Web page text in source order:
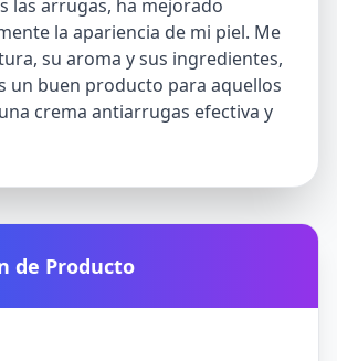
las arrugas, ha mejorado
la apariencia de mi piel. Me
su aroma y sus ingredientes,
un buen producto para aquellos
crema antiarrugas efectiva y
de Producto